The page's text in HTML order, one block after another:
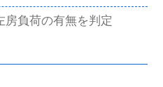
房負荷の有無を判定